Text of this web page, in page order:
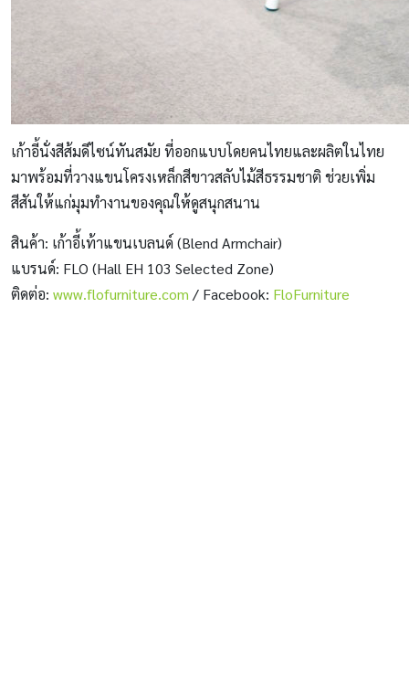
เก้าอี้นั่งสีส้มดีไซน์ทันสมัย ที่ออกแบบโดยคนไทยและผลิตในไทย
มาพร้อมที่วางแขนโครงเหล็กสีขาวสลับไม้สีธรรมชาติ ช่วยเพิ่ม
สีสันให้แก่มุมทำงานของคุณให้ดูสนุกสนาน
สินค้า: เก้าอี้เท้าแขนเบลนด์ (Blend Armchair)
แบรนด์: FLO (Hall EH 103 Selected Zone)
ติดต่อ: www.flofurniture.com / Facebook: FloFurniture